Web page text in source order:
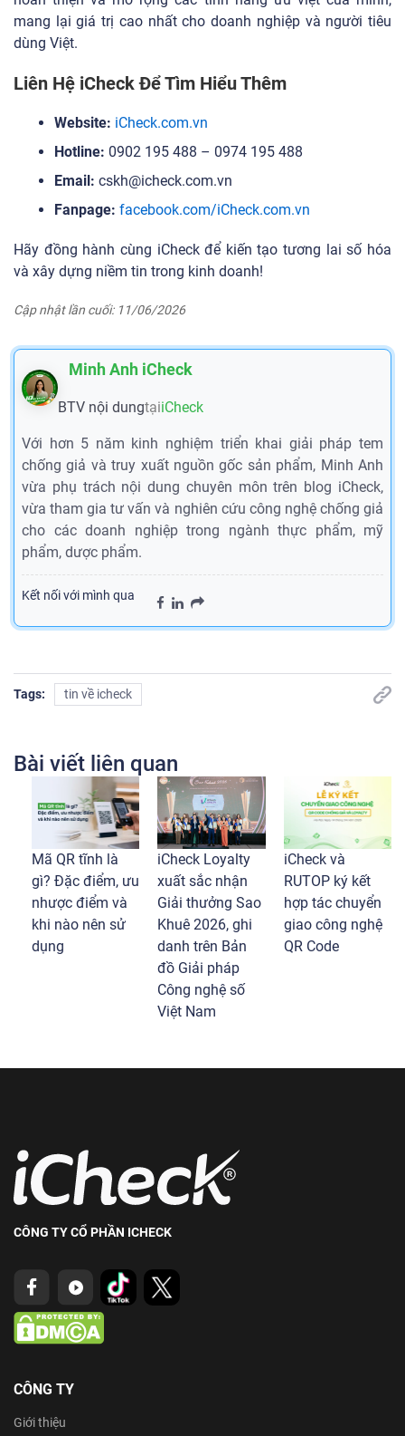
mang lại giá trị cao nhất cho doanh nghiệp và người tiêu
dùng Việt.
Liên Hệ iCheck Để Tìm Hiểu Thêm
Website: iCheck.com.vn
Hotline: 0902 195 488 – 0974 195 488
Email: cskh@icheck.com.vn
Fanpage: facebook.com/iCheck.com.vn
Hãy đồng hành cùng iCheck để kiến tạo tương lai số hóa
và xây dựng niềm tin trong kinh doanh!
Cập nhật lần cuối: 11/06/2026
Minh Anh iCheck
BTV nội dungtạiiCheck
Với hơn 5 năm kinh nghiệm triển khai giải pháp tem
chống giả và truy xuất nguồn gốc sản phẩm, Minh Anh
vừa phụ trách nội dung chuyên môn trên blog iCheck,
vừa tham gia tư vấn và nghiên cứu công nghệ chống giả
cho các doanh nghiệp trong ngành thực phẩm, mỹ
phẩm, dược phẩm.
Kết nối với mình qua
Tags: tin về icheck
Bài viết liên quan
Mã QR tĩnh là
gì? Đặc điểm, ưu
nhược điểm và
khi nào nên sử
dụng
iCheck Loyalty
xuất sắc nhận
Giải thưởng Sao
Khuê 2026, ghi
danh trên Bản
đồ Giải pháp
Công nghệ số
Việt Nam
iCheck và
RUTOP ký kết
hợp tác chuyển
giao công nghệ
QR Code
CÔNG TY CỔ PHẦN ICHECK
CÔNG TY
Giới thiệu